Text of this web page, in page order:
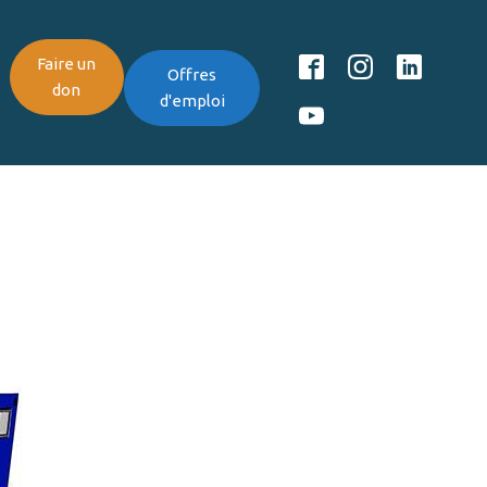
Faire un
don
Offres
d'emploi